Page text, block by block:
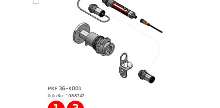
PKF 36-K001
ürün No.: 1088742